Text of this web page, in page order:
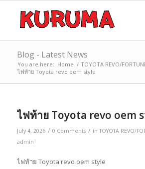
Blog - Latest News
You are here: Home / TOYOTA REVO/
ไฟท้าย Toyota revo oem style
ไฟท้าย Toyota revo oem
July 4, 2026 / 0 Comments / inTOYOTA REVO/
admin
ไฟท้าย Toyota revo oem style